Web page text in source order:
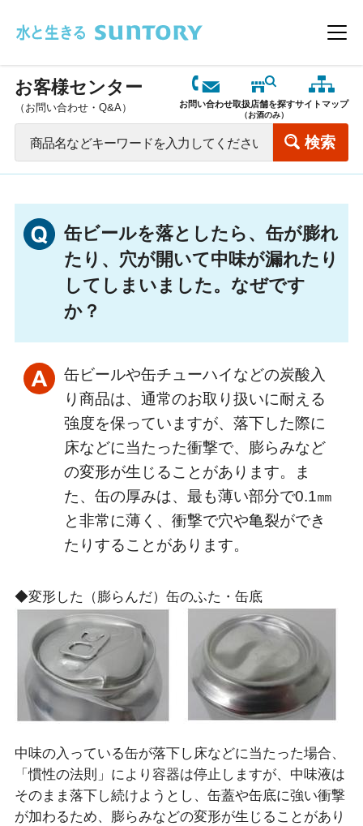
メ
お客様センター
（お問い合わせ・Q&A） お問い合わせ取扱店舗を探す
（お酒のみ）
サイトマップ
缶ビールを落としたら、缶が膨れ
たり、穴が開いて中味が漏れたり
してしまいました。なぜです
か？
缶ビールや缶チューハイなどの炭酸入
り商品は、通常のお取り扱いに耐える
強度を保っていますが、落下した際に
床などに当たった衝撃で、膨らみなど
の変形が生じることがあります。ま
た、缶の厚みは、最も薄い部分で0.1㎜
と非常に薄く、衝撃で穴や亀裂ができ
たりすることがあります。
◆変形した（膨らんだ）缶のふた・缶底
中味の入っている缶が落下し床などに当たった場合、
「慣性の法則」により容器は停止しますが、中味液は
そのまま落下し続けようとし、缶蓋や缶底に強い衝撃
が加わるため、膨らみなどの変形が生じることがあり